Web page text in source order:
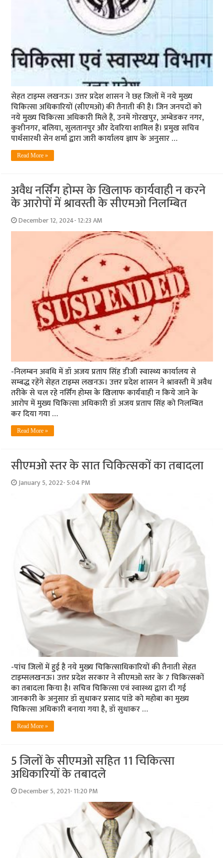
सेहत टाइम्स लखनऊ। उत्तर प्रदेश शासन ने छह जिलों में नये मुख्य
चिकित्सा अधिकारियों (सीएमओ) की तैनाती की है। जिन जनपदों को
नये मुख्य चिकित्सा अधिकारी मिले हैं, उनमें गोरखपुर, अम्बेडकर नगर,
कुशीनगर, बलिया, सुलतानपुर और देवरिया शामिल हैं। प्रमुख सचिव
पार्थसारथी सेन शर्मा द्वारा जारी कार्यालय ज्ञाप के अनुसार …
Read More »
अवैध नर्सिंग होम्स के खिलाफ कार्यवाही न करने
के आरोपों में श्रावस्ती के सीएमओ निलम्बित
December 12, 2024- 12:23 AM
-निलम्बन अवधि में डॉ अजय प्रताप सिंह डीजी स्वास्थ्य कार्यालय से
सम्बद्ध रहेंगे सेहत टाइम्स लखनऊ। उत्तर प्रदेश शासन ने श्रावस्ती में अवैध
तरीके से चल रहे नर्सिंग होम्स के खिलाफ कार्यवाही न किये जाने के
आरोप में मुख्य चिकित्सा अधिकारी डॉ अजय प्रताप सिंह को निलम्बित
कर दिया गया …
Read More »
सीएमओ स्‍तर के सात चिकित्‍सकों का तबादला
January 5, 2022- 5:04 PM
-पांच जिलों में हुई है नये मुख्‍य चिकित्‍साधिकारियों की तैनाती सेहत
टाइम्‍सलखनऊ। उत्तर प्रदेश सरकार ने सीएमओ स्तर के 7 चिकित्सकों
का तबादला किया है। सचिव चिकित्सा एवं स्वास्थ्य द्वारा दी गई
जानकारी के अनुसार डॉ सुधाकर प्रसाद पांडे को महोबा का मुख्य
चिकित्सा अधिकारी बनाया गया है, डॉ सुधाकर …
Read More »
5 जिलों के सीएमओ सहित 11 चिकित्‍सा
अधिकारियों के तबादले
December 5, 2021- 11:20 PM